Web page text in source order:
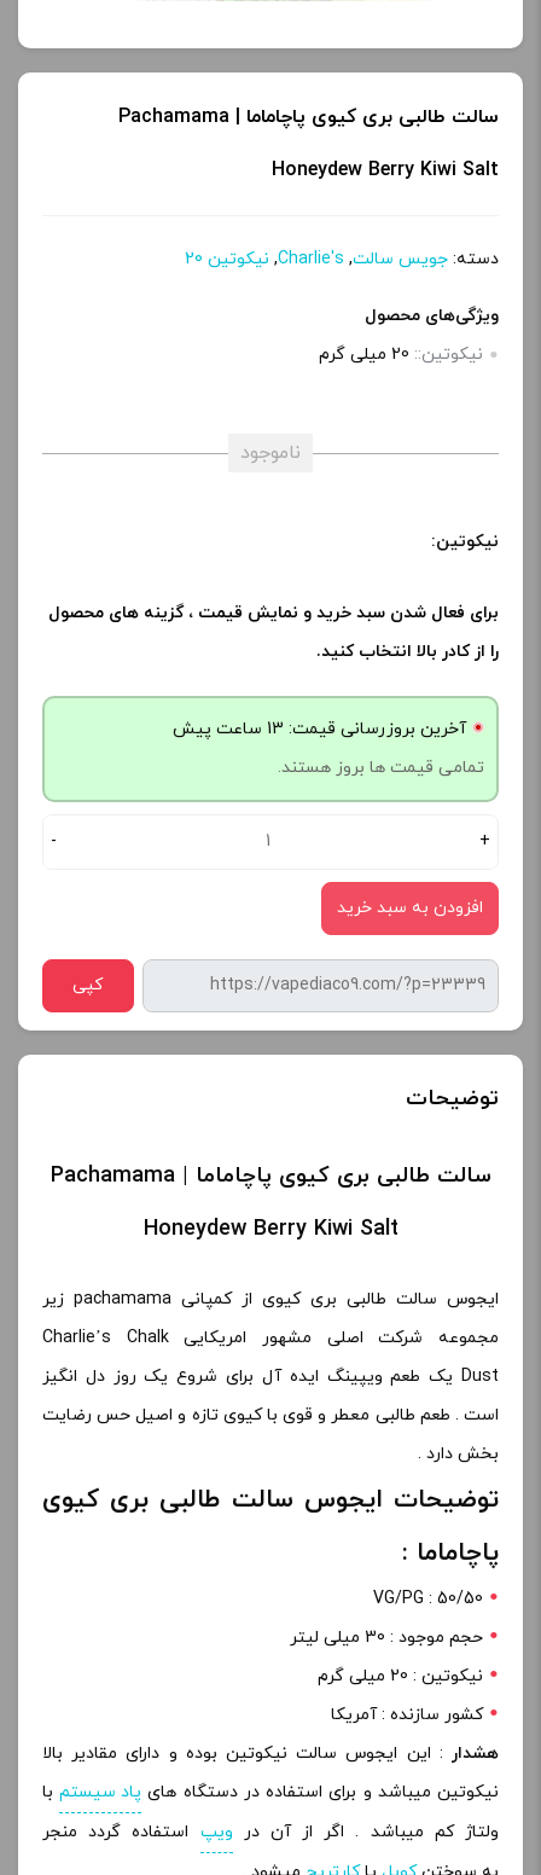
ک
پ
سالت طالبی بری کیوی پاچاماما | Pachamama
Honeydew Berry Kiwi Salt
دسته: جویس سالت,
Charlie's
, نیکوتین 20
ویژگی‌های محصول
نیکوتین:: 20 میلی گرم
ناموجود
نیکوتین:
برای فعال شدن سبد خرید و نمایش قیمت ، گزینه های محصول
را از کادر بالا انتخاب کنید.
آخرین بروزرسانی قیمت: 13 ساعت پیش
تمامی قیمت ها بروز هستند.
- +
افزودن به سبد خرید
کپی
توضیحات
سالت طالبی بری کیوی پاچاماما | Pachamama
Honeydew Berry Kiwi Salt
ایجوس سالت طالبی بری کیوی از کمپانی pachamama زیر
مجموعه شرکت اصلی مشهور امریکایی Charlie’s Chalk
Dust یک طعم ویپینگ ایده آل برای شروع یک روز دل انگیز
است . طعم طالبی معطر و قوی با کیوی تازه و اصیل حس رضایت
بخش دارد .
توضیحات ایجوس سالت طالبی بری کیوی
پاچاماما :
VG/PG : 50/50
حجم موجود : 30 میلی لیتر
نیکوتین : 20 میلی گرم
کشور سازنده : آمریکا
هشدار : این ایجوس سالت نیکوتین بوده و دارای مقادیر بالا
نیکوتین میباشد و برای استفاده در دستگاه های پاد سیستمبا
ولتاژ کم میباشد . اگر از آن در ویپ استفاده گردد منجر